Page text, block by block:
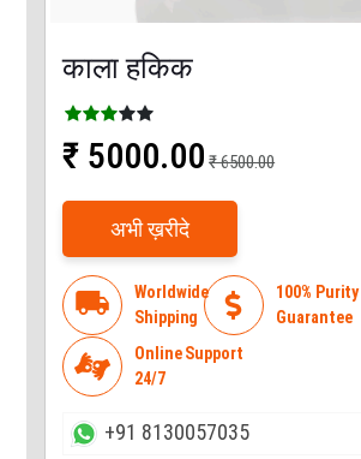
काला हकिक
₹ 5000.00 ₹ 6500.00
अभी ख़रीदे
local_shipping
Worldwide
Shipping

100% Purity
Guarantee

Online Support
24/7
+91 8130057035